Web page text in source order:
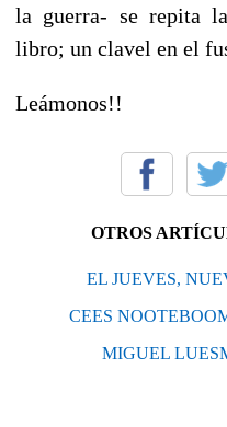
la guerra- se repita
libro; un clavel en el
Leámonos!!
OTROS
EL JUEVES,
CEES
MIGUEL